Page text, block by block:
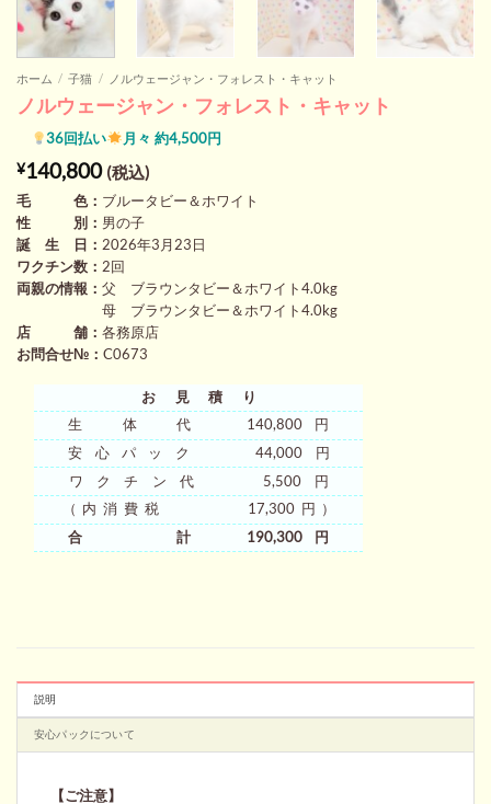
ホーム / 子猫 / ノルウェージャン・フォレスト・キャット
ノルウェージャン・フォレスト・キャット
36回払い 月々 約4,500円
¥140,800 (税込)
毛 色： ブルータビー＆ホワイト
性 別： 男の子
誕 生 日： 2026年3月23日
ワクチン数： 2回
両親の情報： 父 ブラウンタビー＆ホワイト4.0kg
母 ブラウンタビー＆ホワイト4.0kg
店 舗： 各務原店
お問合せ№： C0673
お見積り
生 体 代 140,800円
安心パック 44,000円
ワクチン代 5,500円
（内消費税 17,300円）
合 計 190,300円
説明
安心パックについて
【ご注意】